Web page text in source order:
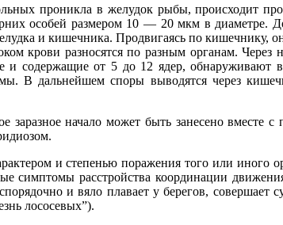
проникла в желудок рыбы, происходит
особей размером 10 — 20 мкм в диаметре.
и кишечника. Продвигаясь по кишечнику,
крови разносятся по разным органам. Через
содержащие от 5 до 12 ядер, обнаруживают
В дальнейшем споры выводятся через
заразное начало может быть занесено вместе
и степенью поражения того или
симптомы расстройства координации
и вяло плавает у берегов,
лососевых”).